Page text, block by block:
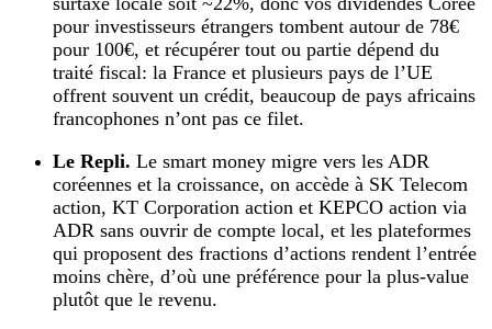
pour investisseurs étrangers tombent autour de 78€
pour 100€, et récupérer tout ou partie dépend du
traité fiscal: la France et plusieurs pays de l’UE
offrent souvent un crédit, beaucoup de pays africains
francophones n’ont pas ce filet.
Le Repli. Le smart money migre vers les ADR
coréennes et la croissance, on accède à SK Telecom
action, KT Corporation action et KEPCO action via
ADR sans ouvrir de compte local, et les plateformes
qui proposent des fractions d’actions rendent l’entrée
moins chère, d’où une préférence pour la plus‑value
plutôt que le revenu.